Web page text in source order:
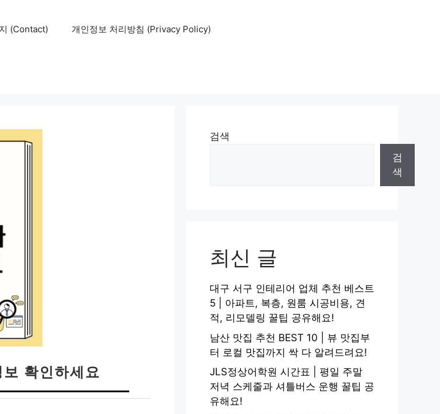
(Contact) 개인정보 처리방침 (Privacy Policy)
확인하세요
검색
검
색
최신 글
대구 서구 인테리어 업체 추천 베스트
5 | 아파트, 복층, 원룸 시공비용, 견
적, 리모델링 꿀팁 공유해요!
남산 맛집 추천 BEST 10 | 뷰 맛집부
터 로컬 맛집까지 싹 다 알려드려요!
JLS정상어학원 시간표 | 평일 주말
저녁 스케줄과 셔틀버스 운행 꿀팁 공
유해요!